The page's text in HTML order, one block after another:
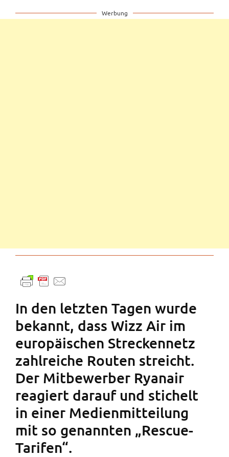
Werbung
In den letzten Tagen wurde
bekannt, dass Wizz Air im
europäischen Streckennetz
zahlreiche Routen streicht.
Der Mitbewerber Ryanair
reagiert darauf und stichelt
in einer Medienmitteilung
mit so genannten „Rescue-
Tarifen“.